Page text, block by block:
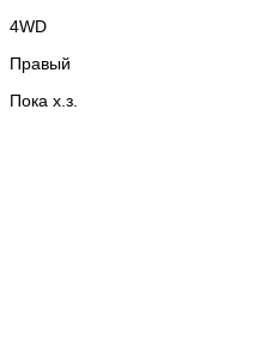
4WD
Правый
пока х.з.